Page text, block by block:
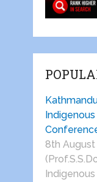
8th August